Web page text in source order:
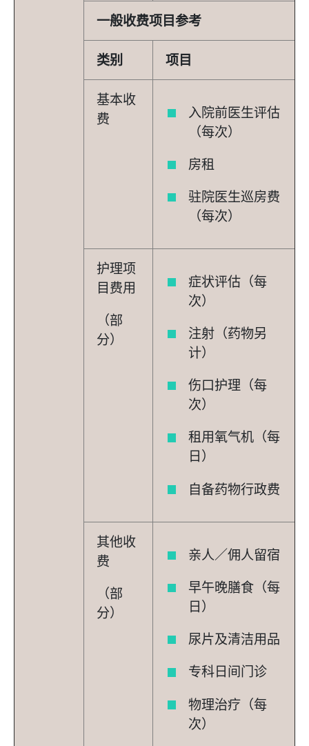
一般收费项目参考
类别 项目
基本收
费
入院前医生评估
（每次）
房租
驻院医生巡房费
（每次）
护理项
目费用
（部
分）
症状评估（每
次）
注射（药物另
计）
伤口护理（每
次）
租用氧气机（每
日）
自备药物行政费
其他收
费
（部
分）
亲人／佣人留宿
早午晚膳食（每
日）
尿片及清洁用品
专科日间门诊
物理治疗（每
次）